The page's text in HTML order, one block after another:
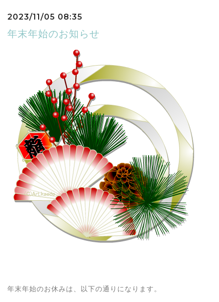
2023/11/05 08:35
年末年始のお知らせ
年末年始のお休みは、以下の通りになります。